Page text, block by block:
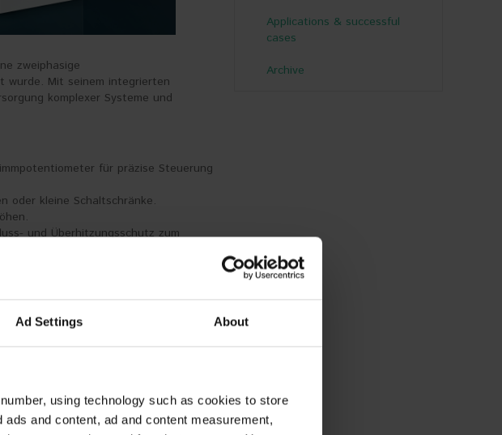
Ad Settings About
using technology such as cookies to store
and content, ad and content measurement,
zweiphasige
wurde. Mit seinem integrierten
komplexer Systeme und
für präzise Steuerung
oder kleine Schaltschränke.
und Überhitzungsschutz zum
Maschinen tätig sind, das PASF-
um den Anforderungen
Applications & successful
cases
Archive